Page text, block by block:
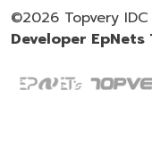
©2026 Topvery
Developer